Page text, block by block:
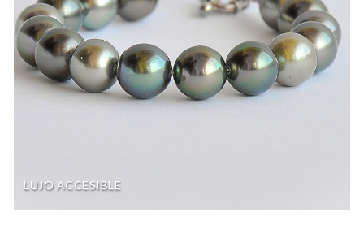
LUJO ACCESIBLE